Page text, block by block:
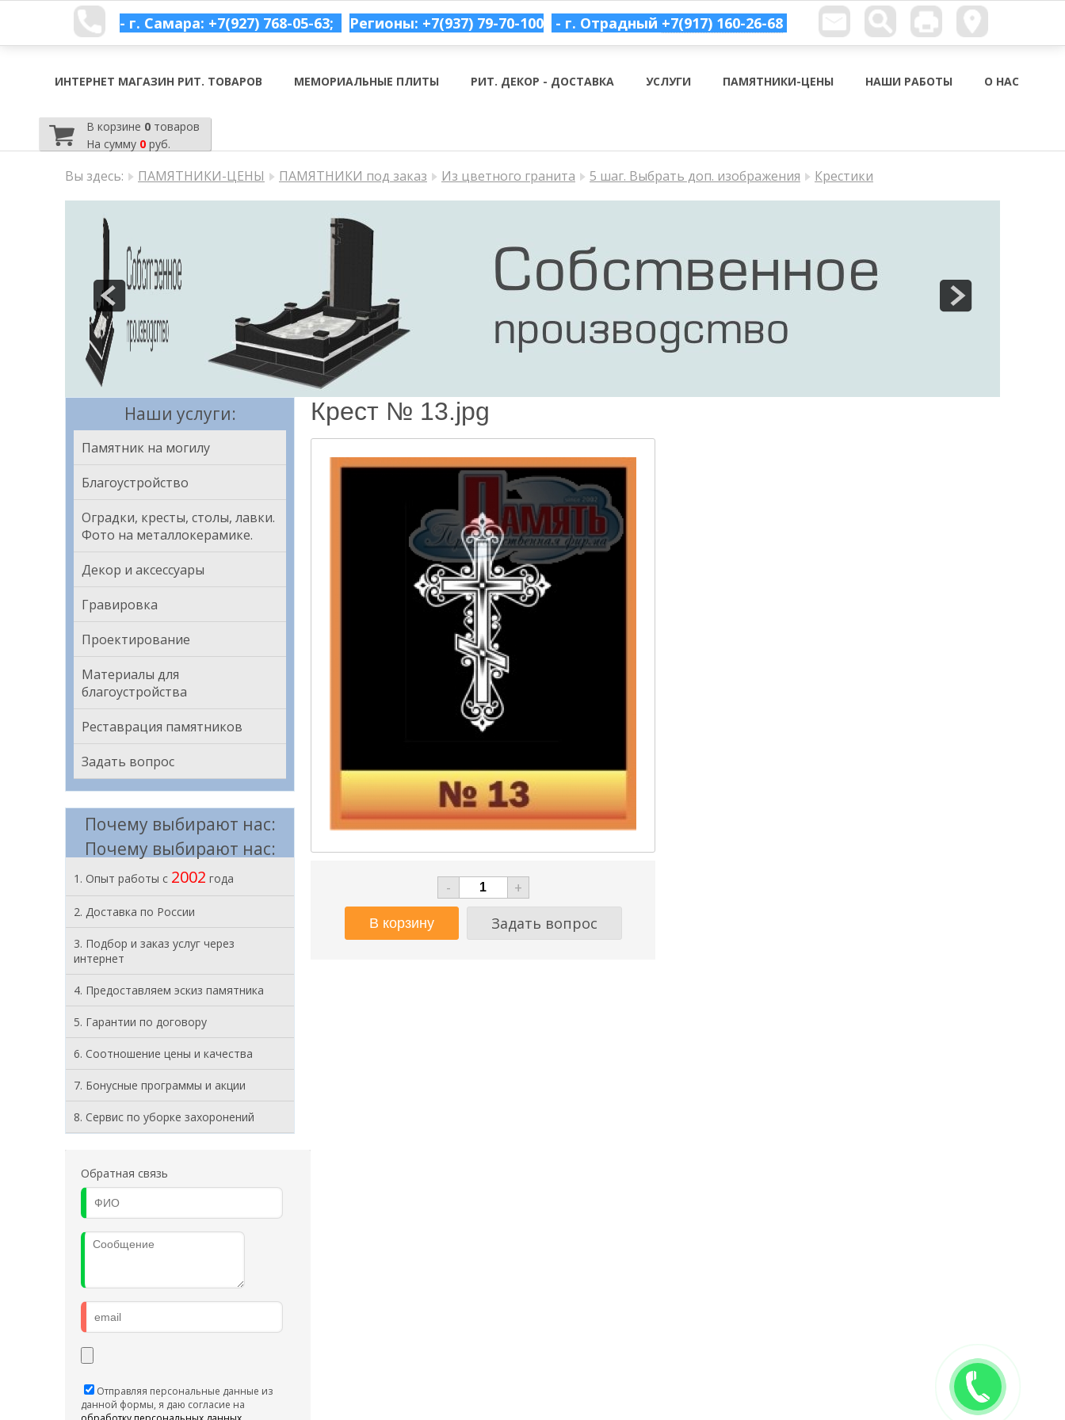
- г. Самара: +7(927) 768-05-63; Регионы: +7(937) 79-70-100 - г. Отрадный +7(917) 160-26-68
ИНТЕРНЕТ МАГАЗИН РИТ. ТОВАРОВ МЕМОРИАЛЬНЫЕ ПЛИТЫ РИТ. ДЕКОР - ДОСТАВКА УСЛУГИ ПАМЯТНИКИ-ЦЕНЫ НАШИ РАБОТЫ О НАС
В корзине 0товаров
На сумму 0руб.
Вы здесь: ПАМЯТНИКИ-ЦЕНЫ ПАМЯТНИКИ под заказ Из цветного гранита 5 шаг. Выбрать доп. изображения Крестики
Наши услуги:
Памятник на могилу
Благоустройство
Оградки, кресты, столы, лавки.
Фото на металлокерамике.
Декор и аксессуары
Гравировка
Проектирование
Материалы для
благоустройства
Реставрация памятников
Задать вопрос
Почему выбирают нас:
Почему выбирают нас:
1. Опыт работы с 2002 года
2. Доставка по России
3. Подбор и заказ услуг через
интернет
4. Предоставляем эскиз памятника
5. Гарантии по договору
6. Соотношение цены и качества
7. Бонусные программы и акции
8. Cервис по уборке захоронений
Обратная связь
Отправляя персональные данные из
данной формы, я даю согласие на
Крест № 13.jpg
-
+
Задать вопрос